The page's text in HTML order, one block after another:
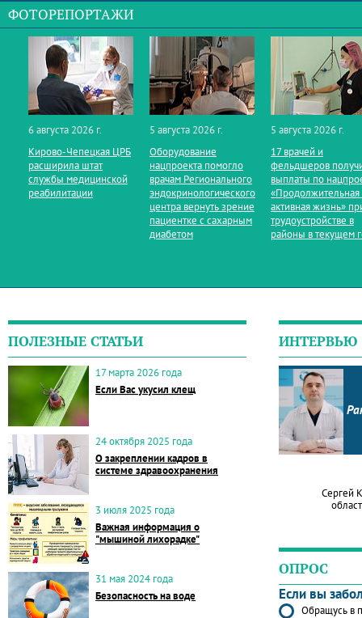
ФОТОРЕПОРТАЖИ
6 августа 2026 г.
Кирово‑Чепецкая ЦРБ
расширила штат
службы медицинской
реабилитации
5 августа 2026 г.
Оборудование
нацпроекта помогло
врачам Регионального
эндокринологического
центра вернуть зрение
пациентке с сахарным
диабетом
5 августа 2026 г.
17 врачей и
фельдшеров
выплаты по
«Продолжительная
активная жизнь»
трудоустройстве в
районы в текущем
ПОЛЕЗНЫЕ СТАТЬИ
17 марта 2026 года
Если Вас укусил клещ
24 октября 2025 года
О закреплении кадров в
системе здравоохранения
3 июля 2025 года
Важная информация о
"мышиной лихорадке"
31 мая 2024 года
Безопасность на воде
ИНТЕРВЬЮ
Сергей
ОПРОС
Если вы
Обращусь в